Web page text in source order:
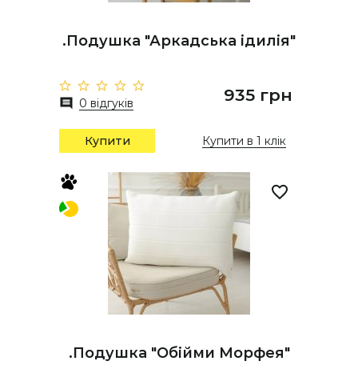
.Подушка "Аркадська ідилія"
0 відгуків 935 грн
Купити Купити в 1 клік
.Подушка "Обійми Морфея"